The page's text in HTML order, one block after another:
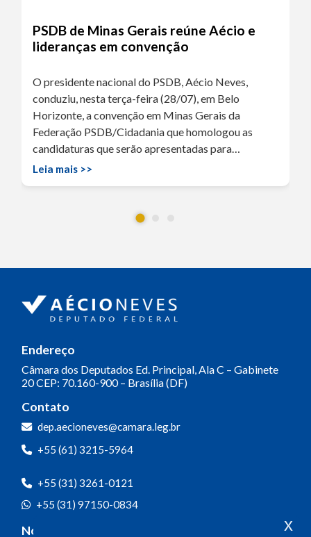
PSDB de Minas Gerais reúne Aécio e
lideranças em convenção
O presidente nacional do PSDB, Aécio Neves,
conduziu, nesta terça-feira (28/07), em Belo
Horizonte, a convenção em Minas Gerais da
Federação PSDB/Cidadania que homologou as
candidaturas que serão apresentadas para…
Leia mais >>
Endereço
Câmara dos Deputados Ed. Principal, Ala C – Gabinete
20CEP: 70.160-900 – Brasília (DF)
Contato
dep.aecioneves@camara.leg.br
+55 (61) 3215-5964
+55 (31) 3261-0121
+55 (31) 97150-0834
Nossas redes x